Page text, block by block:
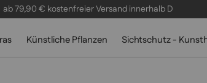
✓Lieferung in 2-4 Tagen
Künstliche Pflanzen Sichtschutz -